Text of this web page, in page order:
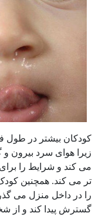
کودکان بیشتر در
زیرا هوای سرد بیرون
می کند و شرایط را
تر می کند. همچنین
را در داخل منزل می
گسترش پیدا کند و از